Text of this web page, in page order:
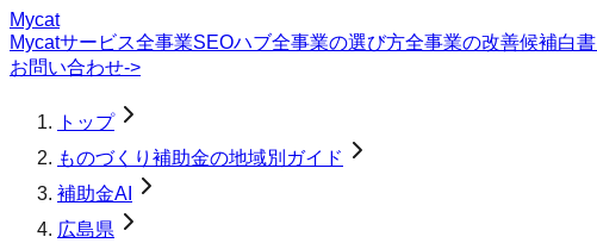
Mycat
Mycatサービス全事業SEOハブ全事業の選び方全事業の改善候補白書
お問い合わせ->
トップ
ものづくり補助金の地域別ガイド
補助金AI
広島県